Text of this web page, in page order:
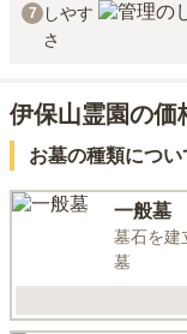
7
しやす
さ
伊保山霊園の価
お墓の種類につい
一般墓
墓石を建
墓